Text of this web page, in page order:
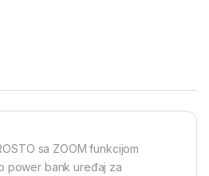
sa ZOOM funkcijom
power bank uređaj za